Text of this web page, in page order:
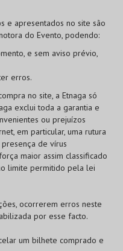
e apresentados no site são
do Evento, podendo:
e sem aviso prévio,
erros.
no site, a Etnaga só
exclui toda a garantia e
ou prejuízos
em particular, uma rutura
de vírus
maior assim classificado
limite permitido pela lei
ocorrerem erros neste
por esse facto.
um bilhete comprado e